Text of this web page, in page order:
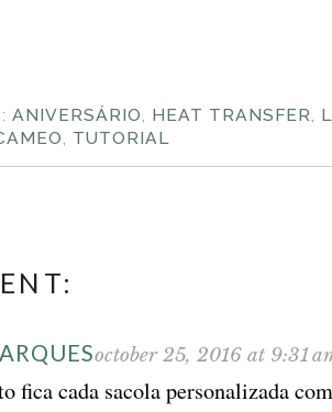
ANIVERSÁRIO HEAT TRANSFER
TUTORIAL
october 25, 2016 at 9:31
fica cada sacola personalizada